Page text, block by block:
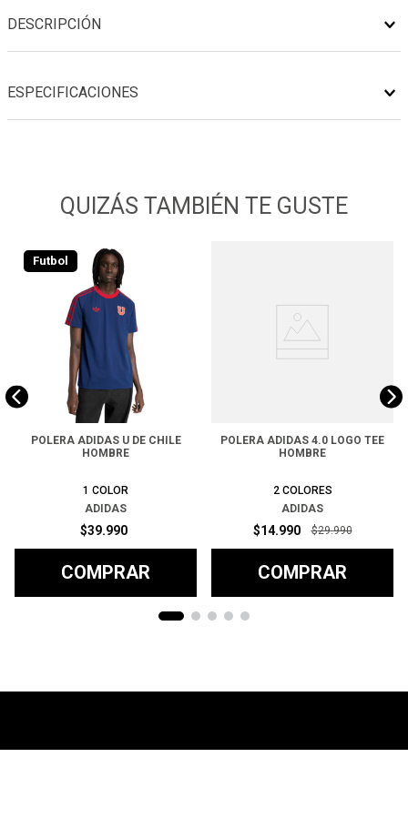
DESCRIPCIÓN
ESPECIFICACIONES
QUIZÁS TAMBIÉN TE GUSTE
Futbol
POLERA ADIDAS U DE CHILE
HOMBRE
1 COLOR
ADIDAS
$39.990
COMPRAR
POLERA ADIDAS 4.0 LOGO TEE
HOMBRE
2 COLORES
ADIDAS
$14.990 $29.990
COMPRAR